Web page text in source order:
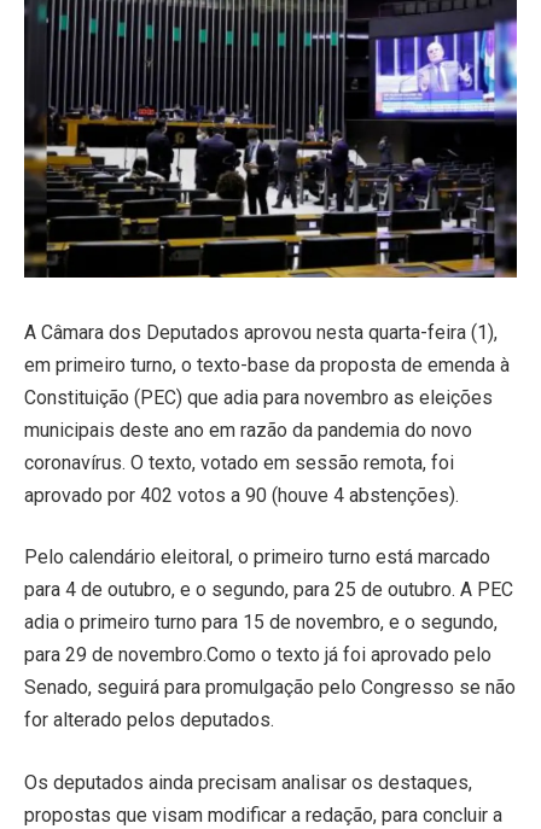
A Câmara dos Deputados aprovou nesta quarta-feira (1),
em primeiro turno, o texto-base da proposta de emenda à
Constituição (PEC) que adia para novembro as eleições
municipais deste ano em razão da pandemia do novo
coronavírus. O texto, votado em sessão remota, foi
aprovado por 402 votos a 90 (houve 4 abstenções).
Pelo calendário eleitoral, o primeiro turno está marcado
para 4 de outubro, e o segundo, para 25 de outubro. A PEC
adia o primeiro turno para 15 de novembro, e o segundo,
para 29 de novembro.Como o texto já foi aprovado pelo
Senado, seguirá para promulgação pelo Congresso se não
for alterado pelos deputados.
Os deputados ainda precisam analisar os destaques,
propostas que visam modificar a redação, para concluir a